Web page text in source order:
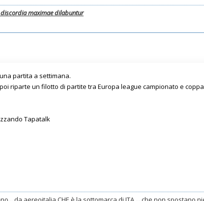
maximae dilabuntur
partita a settimana.
riparte un filotto di partite tra Europa league campionato e
Tapatalk